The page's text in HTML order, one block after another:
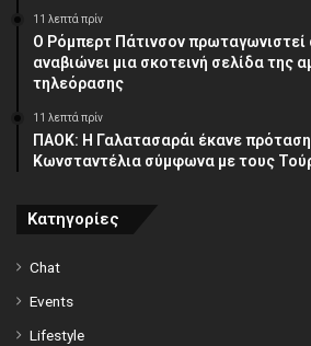
11 λεπτά πρίν
Ο Ρόμπερτ Πάτινσον πρωταγωνιστεί
αναβιώνει μια σκοτεινή σελίδα της
τηλεόρασης
11 λεπτά πρίν
ΠΑΟΚ: Η Γαλατασαράι έκανε πρόταση
Κωνσταντέλια σύμφωνα με τους
Κατηγορίες
Chat
Events
Lifestyle